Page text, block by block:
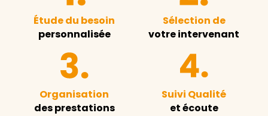
Étude du besoin
personnalisée
Sélection de
votre intervenant
Organisation
des prestations
Suivi Qualité
et écoute